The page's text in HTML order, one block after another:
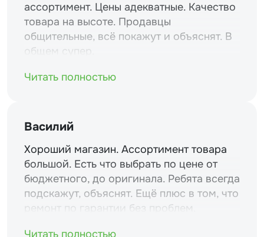
ассортимент. Цены адекватные. Качество
товара на высоте. Продавцы
общительные, всё покажут и объяснят. В
общем супер.
Читать полностью
Василий
Хороший магазин. Ассортимент товара
большой. Есть что выбрать по цене от
бюджетного, до оригинала. Ребята всегда
подскажут, объяснят. Ещё плюс в том, что
ремонт по гарантии без проблем.
Читать полностью